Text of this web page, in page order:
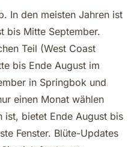
In den meisten Jahren ist
bis Mitte September.
Teil (West Coast
bis Ende August im
in Springbok und
einen Monat wählen
ist, bietet Ende August bis
Fenster. Blüte-Updates